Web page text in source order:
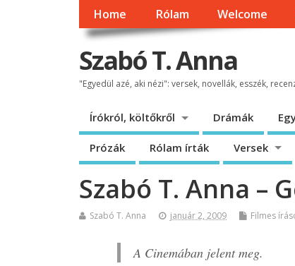
Home Rólam Welcome
Szabó T. Anna
"Egyedül azé, aki nézi": versek, novellák, esszék,
Írókról, költőkről Drámák
Prózák Rólam írták Versek
Szabó T. Anna –
Szabó T. Anna január 2, 2009 Filmes
A Cinemában jelent meg.